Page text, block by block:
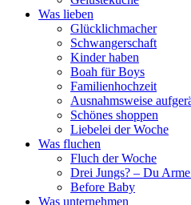
Was lieben
Glücklichmacher
Schwangerschaft
Kinder haben
Boah für Boys
Familienhochzeit
Ausnahmsweise
Schönes shoppen
Liebelei der Woche
Was fluchen
Fluch der Woche
Drei Jungs? – Du
Before Baby
Was unternehmen